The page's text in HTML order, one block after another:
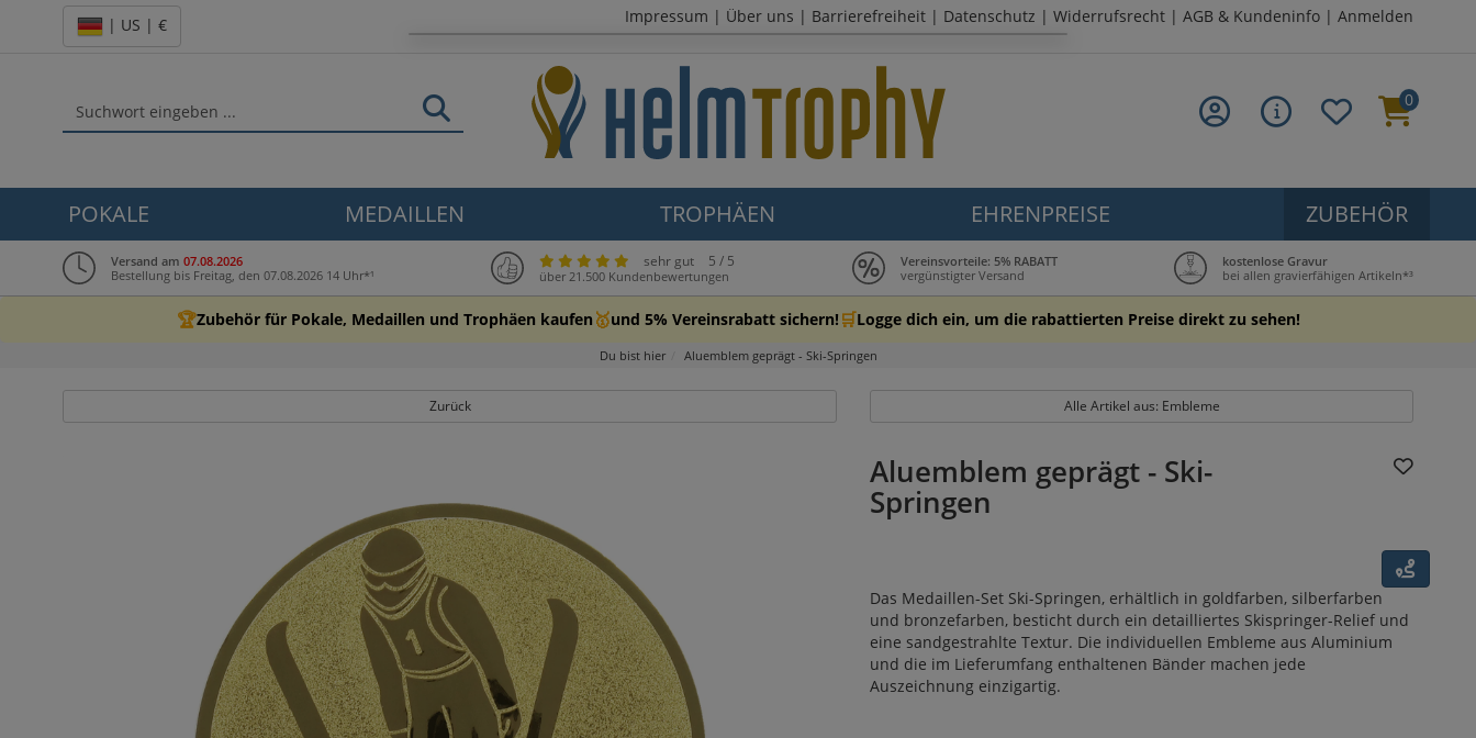
| US | € Impressum | Über uns | Barrierefreiheit | Datenschutz | Widerrufsrecht | AGB & Kundeninfo | Anmelden
0
POKALE MEDAILLEN TROPHÄEN EHRENPREISE ZUBEHÖR
Versand am 07.08.2026
Bestellung bis Freitag, den 07.08.2026 14 Uhr*¹
sehr gut 5 / 5
über 21.500 Kundenbewertungen
Vereinsvorteile: 5% RABATT
vergünstigter Versand
kostenlose Gravur
bei allen gravierfähigen Artikeln*³
🏆Zubehör für Pokale, Medaillen und Trophäen kaufen 🥇und 5% Vereinsrabatt sichern! 🛒Logge dich ein, um die rabattierten Preise direkt zu sehen!
Du bist hier Aluemblem geprägt - Ski-Springen
Zurück Alle Artikel aus: Embleme
Aluemblem geprägt - Ski-
Springen
Das Medaillen-Set Ski-Springen, erhältlich in goldfarben, silberfarben
und bronzefarben, besticht durch ein detailliertes Skispringer-Relief und
eine sandgestrahlte Textur. Die individuellen Embleme aus Aluminium
und die im Lieferumfang enthaltenen Bänder machen jede
Auszeichnung einzigartig.